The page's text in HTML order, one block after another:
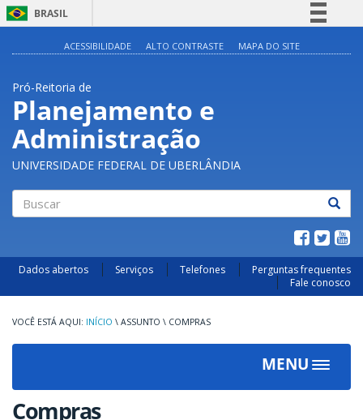
BRASIL
Acesso à informação
ACESSIBILIDADE ALTO CONTRASTE MAPA DO SITE
Pró-Reitoria de
Planejamento e
Administração
UNIVERSIDADE FEDERAL DE UBERLÂNDIA
Dados abertos Serviços Telefones
Perguntas frequentes
Fale conosco
INÍCIO \ ASSUNTO \ COMPRAS
MENU
Toggle
Compras